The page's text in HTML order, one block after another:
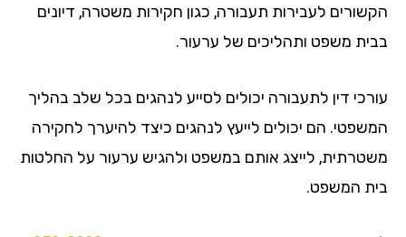
לעבירות תעבורה, כגון חקירות משטרה, דיונים
משפט ותהליכים של ערעור.
דין לתעבורה יכולים לסייע לנהגים בכל שלב בהליך
הם יכולים לייעץ לנהגים כיצד להיערך לחקירה
לייצג אותם במשפט ולהגיש ערעור על החלטות
המשפט.